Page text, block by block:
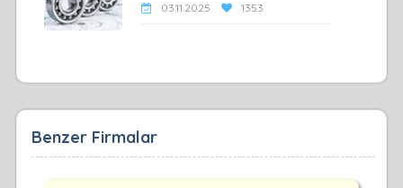
03.11.2025 1353
Benzer Firmalar